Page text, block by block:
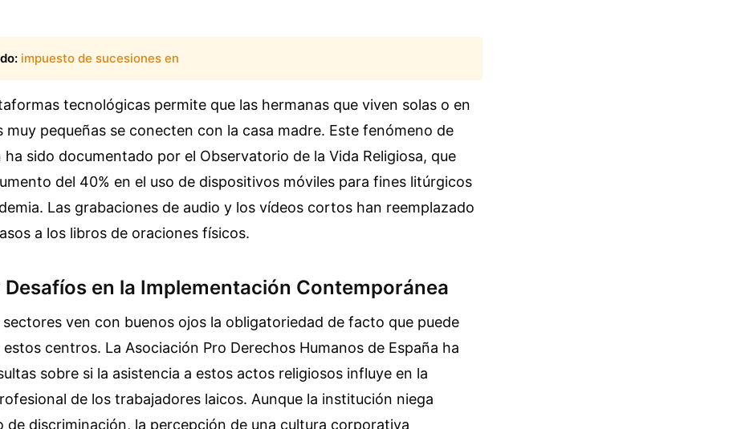
impuesto de sucesiones en
tecnológicas permite que las hermanas que viven solas o en
muy pequeñas se conecten con la casa madre. Este fenómeno de
sido documentado por el Observatorio de la Vida Religiosa, que
del 40% en el uso de dispositivos móviles para fines litúrgicos
Las grabaciones de audio y los vídeos cortos han reemplazado
a los libros de oraciones físicos.
en la Implementación Contemporánea
ven con buenos ojos la obligatoriedad de facto que puede
centros. La Asociación Pro Derechos Humanos de España ha
sobre si la asistencia a estos actos religiosos influye en la
de los trabajadores laicos. Aunque la institución niega
de discriminación, la percepción de una cultura corporativa